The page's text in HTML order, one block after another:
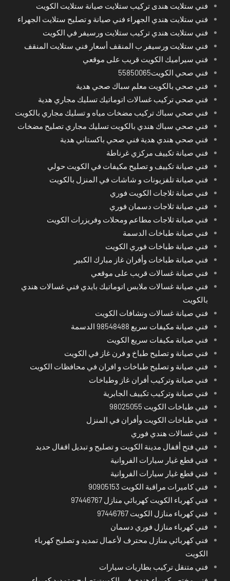
فني ستلايت هندى تركيب ستلايت صيانة ستلايت الكويت
فني ستلايت هندي الجهراء فني صيانة و تصليح ستلايت الجهراء
فني ستلايت هندي تركيب ستلايت ورسيفر في الكويت
فني ستلايت ورسيفر ب المنقف أسعار فني ستلايت المنقف
فني سيراميك الكويت قريب على موقعي
فني صحي الكويت55850065
فني صحي بالكويت معلم سباك صحي هدية
فني صحي تركيب غسالات اتوماتيك تسليك مجاري هدية
فني صحي سباك تركيب مضخات مياه و تسليك مجاري بالكويت
فني صحي سباك هندي بالكويت تسليك مجاري تصليح مضخات
فني صحي هندي هدية فني صحي باكستاني هدية
فني صيانة تكييف مركزي غرناطة
فني صيانة تكييف و تصليح مكيفات في الكويت حولي
فني صيانة تلفزيونات و شاشات في المنزل بالكويت
فني صيانة ثلاجات الكويت فوري
فني صيانة ثلاجات دسمان فوري
فني صيانة ثلاجات مطاعم ومحلات وفريزرات الكويت
فني صيانة طباخات الدسمة
فني صيانة طباخات فوري الكويت
فني صيانة طباخات وأفران غاز مبارك الكبير
فني صيانة غسالات قريب على موقعي
فني صيانة غسالات ملابس اتوماتيك بايدي فني غسالات هندي
بالكويت
فني صيانة غسالات ونشافات الكويت
فني صيانة مكيفات سريع 98548488 الدسمة
فني صيانة مكيفات سريع الكويت
فني صيانة و تصليح طباخ و فرن غاز في الكويت
فني صيانة و تصليح طباخات و افران في محافظات الكويت
فني صيانة وتركيب أفران غاز وطباخات
فني صيانة وتركيب تكييف الجابرية
فني طباخات الكويت 98025055
فني طباخات الكويت وأفران في المنزل
فني غسالات هندي فوري
فني فتح أقفال مدينة الكويت و تصليح و تبديل اقفال حديد
فني قطع غيار سيارات الفروانية
فني قطع غيار سيارات الفروانية
فني كاميرات مراقبة الكويت 90905153
فني كهرباء الكويت كهربائي منازل 97446767
فني كهرباء منازل الكويت 97446767
فني كهرباء منازل فوري دسمان
فني كهربائي منازل محترف لأعمال تمديد و تصليح كهرباء
الكويت
فني متنقل تركيب بطاريات سيارات